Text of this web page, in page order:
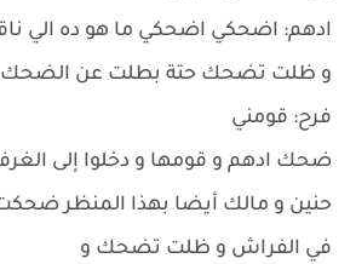
ادهم: اضحكي اضحكي ما هو ده الي
و ظلت تضحك حتة بطلت عن الضحك
فرح: قومني
ضحك ادهم و قومها و دخلوا إلى
حنين و مالك أيضا بهذا المنظر
في الفراش و ظلت تضحك و